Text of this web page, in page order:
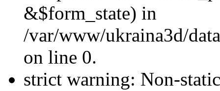
&$form_state) in
/var/www/ukraina3d/
on line 0.
strict warning: Non-